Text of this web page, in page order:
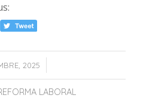
2025
/
LABORAL